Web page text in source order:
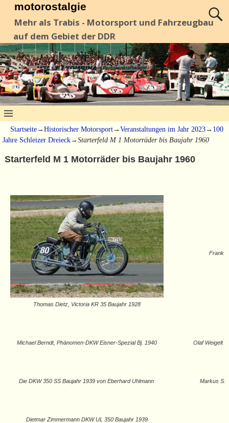
motorostalgie
Mehr als Trabis - Motorsport und Fahrzeugbau
auf dem Gebiet der DDR
Startseite→ Historischer Motorsport→ Veranstaltungen im Jahr 2023→ 100
Jahre Schleizer Dreieck→ Starterfeld M 1 Motorräder bis Baujahr 1960
Starterfeld M 1 Motorräder bis Baujahr 1960
Thomas Dietz, Victoria KR 35 Baujahr 1928
Frank
Michael Berndt, Phänomen-DKW Eisner-Spezial Bj. 1940 Olaf Weigelt
Die DKW 350 SS Baujahr 1939 von Eberhard Uhlmann Markus
Dietmar Zimmermann DKW UL 350 Baujahr 1939